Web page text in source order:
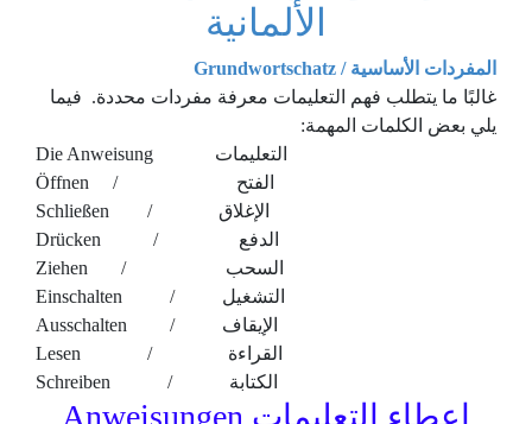
الألمانية
المفردات الأساسية / Grundwortschatz
غالبًا ما يتطلب فهم التعليمات معرفة مفردات محددة. فيما
يلي بعض الكلمات المهمة:
Die Anweisung التعليمات
Öffnen / الفتح
Schließen / الإغلاق
Drücken / الدفع
Ziehen / السحب
Einschalten / التشغيل
Ausschalten / الإيقاف
Lesen / القراءة
إعطاء التعليمات Anweisungen